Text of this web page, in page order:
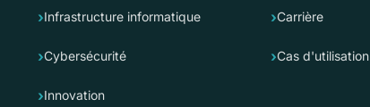
Infrastructure informatique
Cybersécurité
Innovation
Carrière
Cas d'utilisation